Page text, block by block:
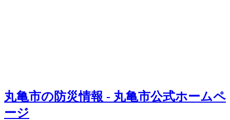
丸亀市の防災情報 - 丸亀市公式ホームペ
ージ